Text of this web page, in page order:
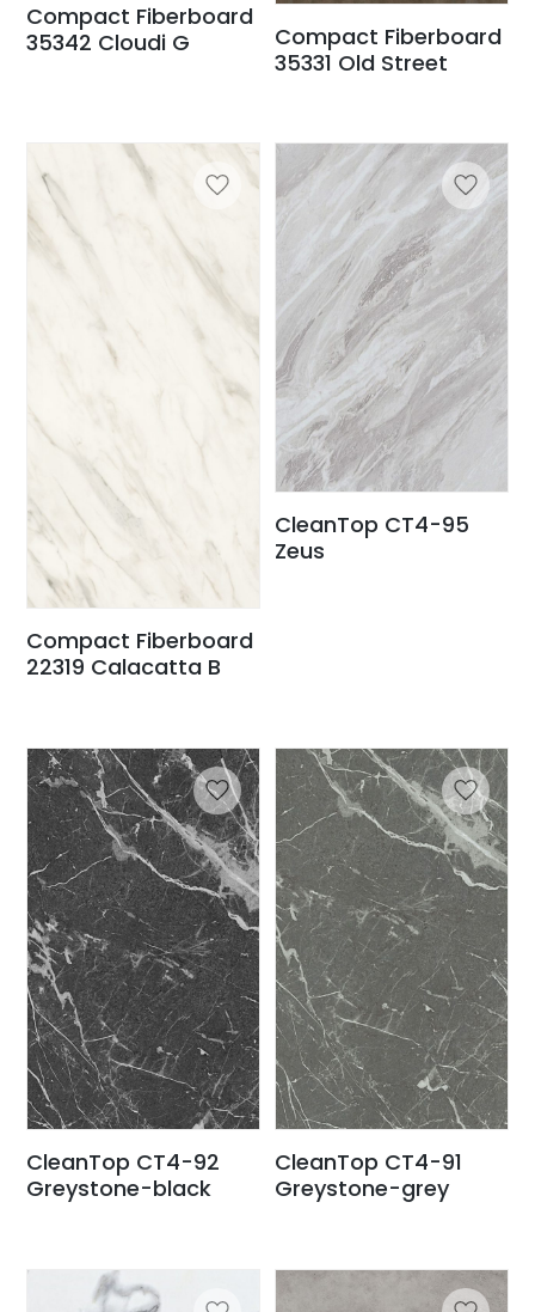
Compact Fiberboard
35342 Cloudi G
Compact Fiberboard
35331 Old Street
Compact Fiberboard
22319 Calacatta B
CleanTop CT4-95
Zeus
CleanTop CT4-92
Greystone-black
CleanTop CT4-91
Greystone-grey